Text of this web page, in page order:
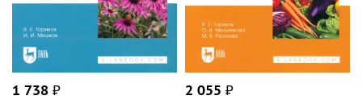
1 738 ₽ 2 055 ₽